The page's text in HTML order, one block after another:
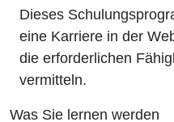
Dieses
eine Karriere in der
die erforderlichen
vermitteln.
Was Sie lernen werden